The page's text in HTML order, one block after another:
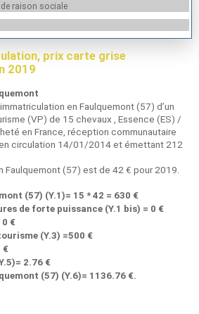
raison sociale
prix carte grise
2019
en Faulquemont (57) d’un
(VP) de 15 chevaux , Essence (ES) /
en France, réception communautaire
circulation 14/01/2014 et émettant 212
Faulquemont (57) est de 42 € pour 2019.
(57) (Y.1)= 15 * 42 = 630 €
de forte puissance (Y.1 bis) = 0 €
0 €
(Y.3) =500 €
€
2.76 €
(57) (Y.6)= 1136.76 €.